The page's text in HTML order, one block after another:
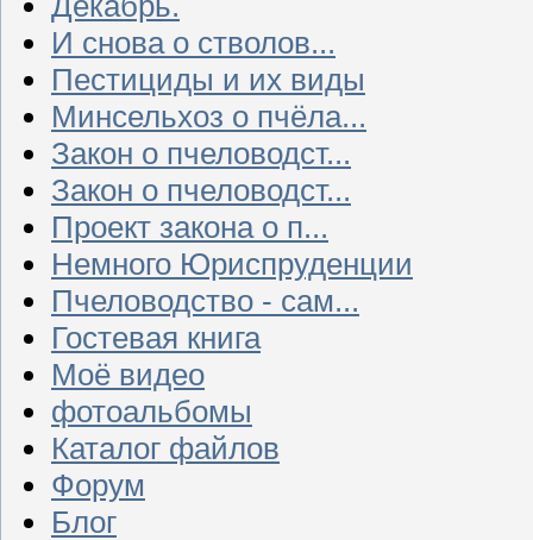
И снова о стволов...
Пестициды и их виды
Минсельхоз о пчёла...
Закон о пчеловодст...
Закон о пчеловодст...
Проект закона о п...
Немного Юриспруденции
Пчеловодство - сам...
Гостевая книга
Моё видео
фотоальбомы
Каталог файлов
Форум
Блог